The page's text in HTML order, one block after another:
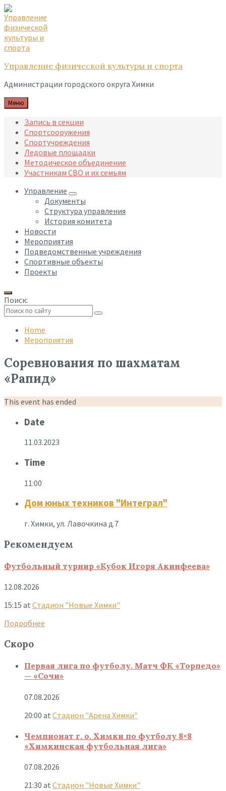
Skip
to
content
Skip
to
main
navigation
Skip
to
footer
Управление физической культуры и спорта
Администрации городского округа Химки
Меню
Запись в секции
Спортсооружения
Спортучреждения
Ледовые площадки
Методическое объединение
Участникам СВО и их семьям
Управление
Документы
Структура управления
История комитета
Новости
Мероприятия
Подведомственные учреждения
Спортивные объекты
Проекты
Поиск:
search
Home
Мероприятия
Соревнования по шахматам
«Рапид»
This event has ended
Date
11.03.2023
Time
11:00
Дом юных техников "Интеграл"
г. Химки, ул. Лавочкина д.7
Рекомендуем
Футбольный турнир «Кубок Игоря Акинфеева»
12.08.2026
15:15 at Стадион "Новые Химки"
Подробнее
Скоро
Первая лига по футболу. Матч ФК «Торпедо»
— «Сочи»
07.08.2026
20:00 at Стадион "Арена Химки"
Чемпионат г. о. Химки по футболу 8×8
«Химкинская футбольная лига»
07.08.2026
21:30 at Стадион "Новые Химки"